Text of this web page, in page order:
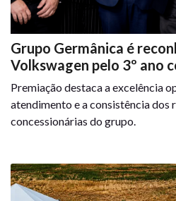
Grupo Germânica é
Volkswagen pelo 3º ano
Premiação destaca a excelência
atendimento e a consistência dos
concessionárias do grupo.